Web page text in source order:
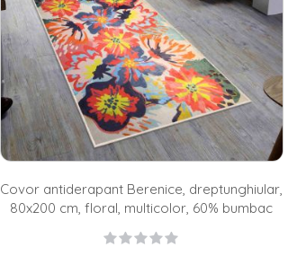
Covoare de bucatarie de la Homelux –
Pentru ca stim cat de important este ca
priveste paleta cromatica, ai la dispozitie atat
rosu sa portocaliu. De asemenea, ai la
modern. Pe langa varietatea de culori, pe site-
modele florale sau orientale.
La Homelux gasesti covoare pentru
Pe langa gama variata de covoare de bucatarie,
Covor antiderapant Berenice, dreptunghiular,
80x200 cm, floral, multicolor, 60% bumbac